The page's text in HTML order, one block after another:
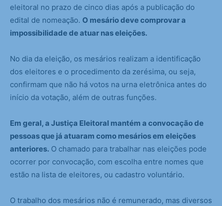
eleitoral no prazo de cinco dias após a publicação do
edital de nomeação. O mesário deve comprovar a
impossibilidade de atuar nas eleições.
No dia da eleição, os mesários realizam a identificação
dos eleitores e o procedimento da zerésima, ou seja,
confirmam que não há votos na urna eletrônica antes do
início da votação, além de outras funções.
Em geral, a Justiça Eleitoral mantém a convocação de
pessoas que já atuaram como mesários em eleições
anteriores. O chamado para trabalhar nas eleições pode
ocorrer por convocação, com escolha entre nomes que
estão na lista de eleitores, ou cadastro voluntário.
O trabalho dos mesários não é remunerado, mas diversos